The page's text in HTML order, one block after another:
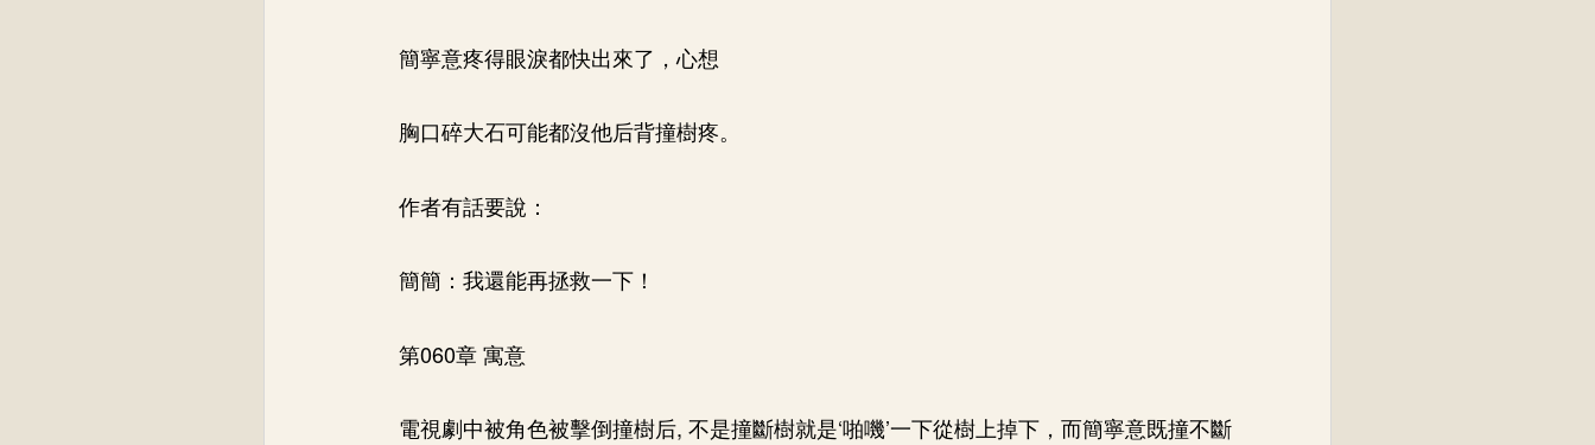
簡寧意疼得眼淚都快出來了，心想
胸口碎大石可能都沒他后背撞樹疼。
作者有話要說：
簡簡：我還能再拯救一下！
第060章 寓意
電視劇中被角色被擊倒撞樹后, 不是撞斷樹就是‘啪嘰’一下從樹上掉下，而簡寧意既撞不斷